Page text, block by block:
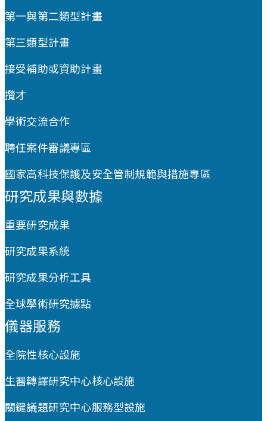
第一與第二類型計畫
第三類型計畫
接受補助或資助計畫
攬才
學術交流合作
聘任案件審議專區
國家高科技保護及安全管制規範與措施專區
研究成果與數據
重要研究成果
研究成果系統
研究成果分析工具
全球學術研究據點
儀器服務
全院性核心設施
生醫轉譯研究中心核心設施
關鍵議題研究中心服務型設施